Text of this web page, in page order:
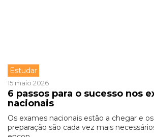
Estudar
15 maio 2026
6 passos para o sucesso nos
nacionais
Os exames nacionais estão a chegar e
preparação são cada vez mais